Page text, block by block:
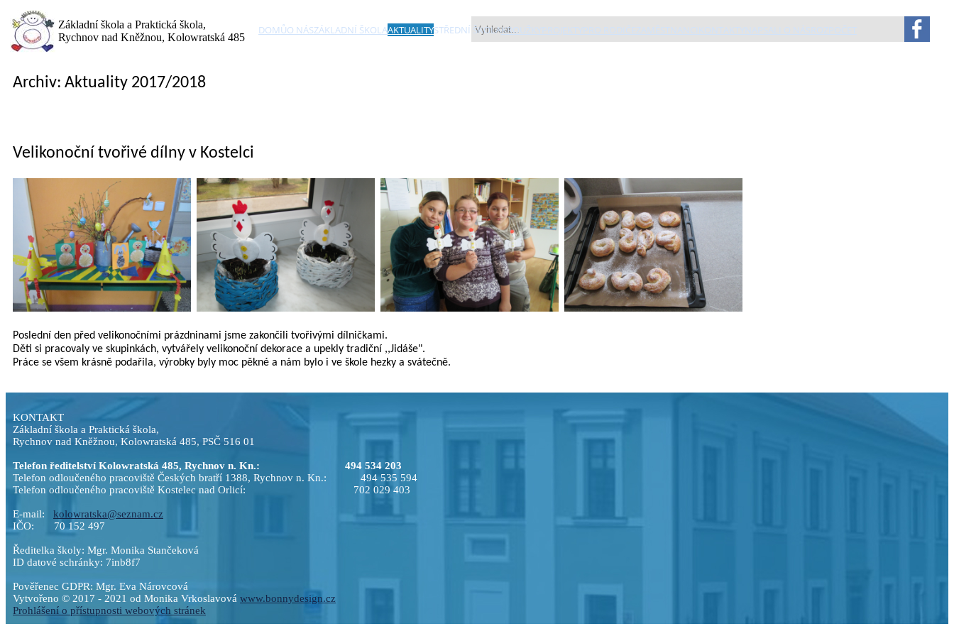
Základní škola a Praktická škola,
Rychnov nad Kněžnou, Kolowratská 485
DOMŮO NÁSZÁKLADNÍ ŠKOLAAKTUALITYSTŘEDNÍ ŠKOLAKROUŽKY PROJEKTY PRO RODIČEZAMĚSTNANCI KONTAKTY NAPSALI O NÁS ROZPOČET
Archiv: Aktuality 2017/2018
Velikonoční tvořivé dílny v Kostelci
Poslední den před velikonočními prázdninami jsme zakončili tvořivými dílničkami.
Děti si pracovaly ve skupinkách, vytvářely velikonoční dekorace a upekly tradiční ,,Jidáše".
Práce se všem krásně podařila, výrobky byly moc pěkné a nám bylo i ve škole hezky a svátečně.
KONTAKT
Základní škola a Praktická škola,
Rychnov nad Kněžnou, Kolowratská 485, PSČ 516 01
Telefon ředitelství Kolowratská 485, Rychnov n. Kn.: 494 534 203
Telefon odloučeného pracoviště Českých bratří 1388, Rychnov n. Kn.: 494 535 594
Telefon odloučeného pracoviště Kostelec nad Orlicí: 702 029 403
E-mail: kolowratska@seznam.cz
IČO: 70 152 497
Ředitelka školy: Mgr. Monika Stančeková
ID datové schránky: 7inb8f7
Pověřenec GDPR: Mgr. Eva Nárovcová
Vytvořeno © 2017 - 2021 od Monika Vrkoslavová www.bonnydesign.cz
Prohlášení o přístupnosti webových stránek